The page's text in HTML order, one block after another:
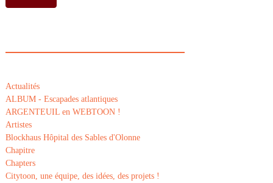
Actualités
ALBUM - Escapades atlantiques
ARGENTEUIL en WEBTOON !
Artistes
Blockhaus Hôpital des Sables d'Olonne
Chapitre
Chapters
Citytoon, une équipe, des idées, des projets !